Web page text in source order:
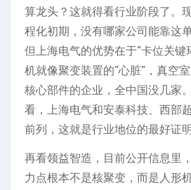
算龙头？这就得看行业阶段了。
程化初期，没有哪家公司能靠这
但上海电气的优势在于”卡位关键
机就像聚变装置的”心脏”，真空
核心部件的企业，全中国没几家
看，上海电气和安泰科技、西部
前列，这就是行业地位的最好证明
再看领益智造，目前公开信息里
力点根本不是核聚变，而是人形